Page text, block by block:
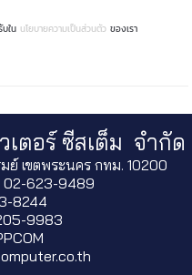
ใน นโยบายความเป็นส่วนตัว ของเรา
ตอร์ ซีสเต็ม จำกัด
เขตพระนคร กทม. 10200
02-623-9489
8244
9983